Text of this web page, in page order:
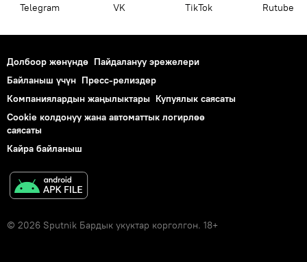
Telegram VK ТikТоk Rutube
Долбоор жөнүндө Пайдалануу эрежелери
Байланыш үчүн Пресс-релиздер
Компаниялардын жаңылыктары Купуялык саясаты
Cookie колдонуу жана автоматтык логирлөө
саясаты
Кайра байланыш
© 2026 Sputnik Бардык укуктар корголгон. 18+